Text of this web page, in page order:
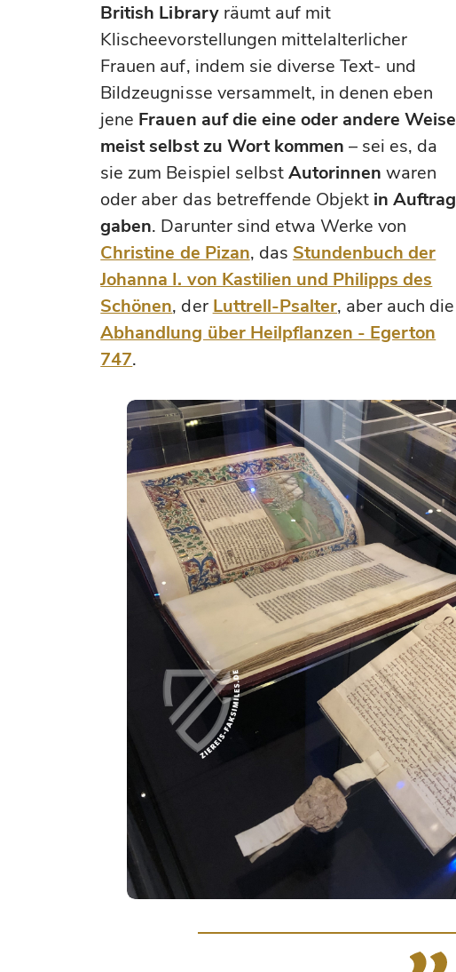
British Libraryräumt auf mit
Klischeevorstellungen mittelalterlicher
Frauen auf, indem sie diverse Text- und
Bildzeugnisse versammelt, in denen eben
jene Frauen auf die eine oder andere Weise
meist selbst zu Wort kommen – sei es, da
sie zum Beispiel selbstAutorinnenwaren
oder aber das betreffende Objekt in Auftrag
gaben. Darunter sind etwa Werke von
Christine de Pizan, das Stundenbuch der
Johanna I. von Kastilien und Philipps des
Schönen, derLuttrell-Psalter, aber auch die
Abhandlung über Heilpflanzen - Egerton
747.